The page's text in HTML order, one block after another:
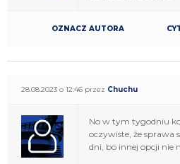
OZNACZ AUTORA
28.08.2023 o 12:46 przez Chuchu
No w tym tygodniu
oczywiste, że sprawa
dni, bo innej opcji nie